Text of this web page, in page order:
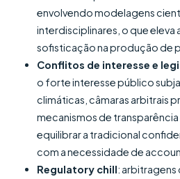
envolvendo modelagens
interdisciplinares, o que eleva
sofisticação na produção de
Conflitos de interesse e
o forte interesse público
climáticas, câmaras arbitrais
mecanismos de
equilibrar a tradicional
com a necessidade de
Regulatory chill: